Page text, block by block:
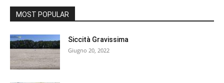
MOST POPULAR
Siccità Gravissima
Giugno 20, 2022